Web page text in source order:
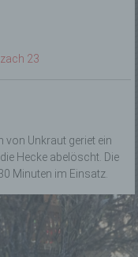
23
von Unkraut geriet ein
Hecke abelöscht. Die
Minuten im Einsatz.